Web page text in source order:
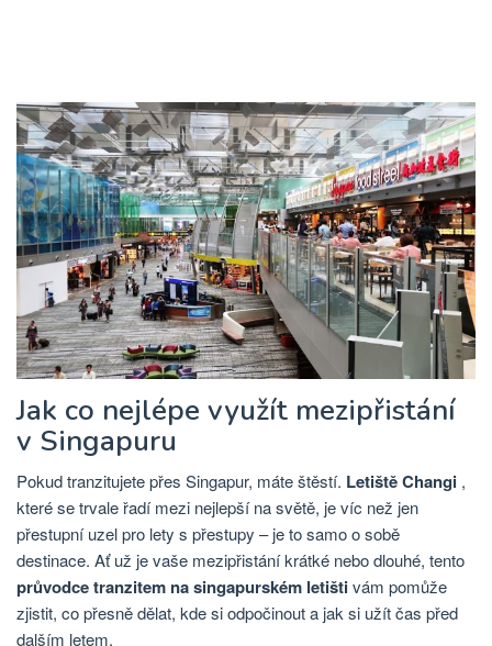
Jak co nejlépe využít mezipřistání
v Singapuru
Pokud tranzitujete přes Singapur, máte štěstí. Letiště Changi ,
které se trvale řadí mezi nejlepší na světě, je víc než jen
přestupní uzel pro lety s přestupy – je to samo o sobě
destinace. Ať už je vaše mezipřistání krátké nebo dlouhé, tento
průvodce tranzitem na singapurském letištivám pomůže
zjistit, co přesně dělat, kde si odpočinout a jak si užít čas před
dalším letem.